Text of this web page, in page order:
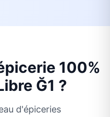
100%
Ğ1 ?
d'épiceries